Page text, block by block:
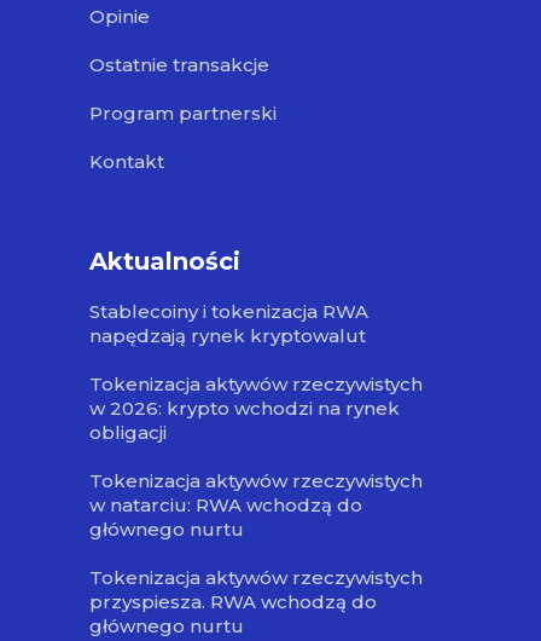
Opinie
Ostatnie transakcje
Program partnerski
Kontakt
Aktualności
Stablecoiny i tokenizacja RWA
napędzają rynek kryptowalut
Tokenizacja aktywów rzeczywistych
w 2026: krypto wchodzi na rynek
obligacji
Tokenizacja aktywów rzeczywistych
w natarciu: RWA wchodzą do
głównego nurtu
Tokenizacja aktywów rzeczywistych
przyspiesza. RWA wchodzą do
głównego nurtu